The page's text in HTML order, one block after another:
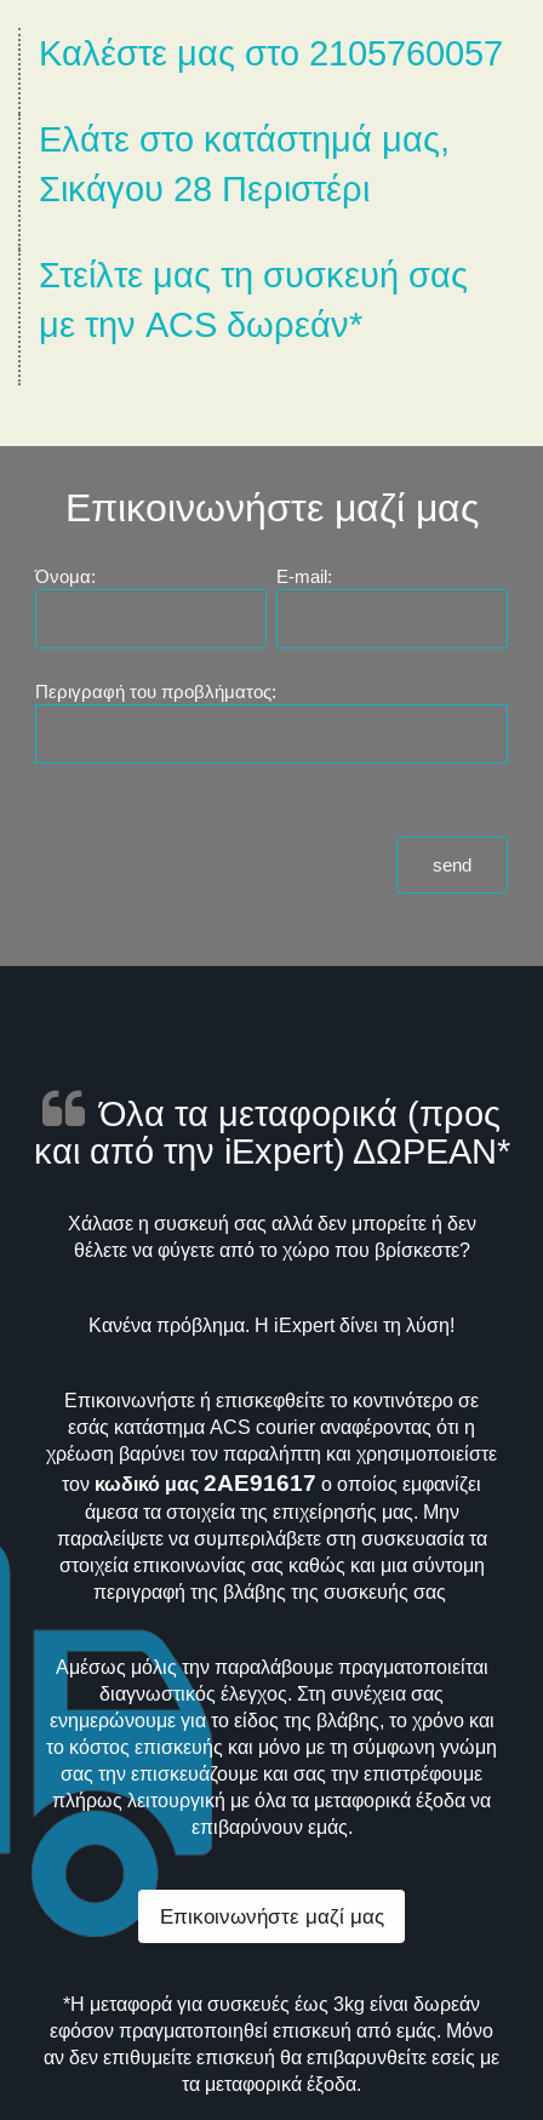
Καλέστε μας στο 2105760057
Ελάτε στο κατάστημά μας,
Σικάγου 28 Περιστέρι
Στείλτε μας τη συσκευή σας
με την ACS δωρεάν*
Επικοινωνήστε μαζί μας
Όνομα: E-mail:
Περιγραφή του προβλήματος:
Όλα τα μεταφορικά (προς
και από την iExpert) ΔΩΡΕΑΝ*
Χάλασε η συσκευή σας αλλά δεν μπορείτε ή δεν
θέλετε να φύγετε από το χώρο που βρίσκεστε?
Κανένα πρόβλημα. Η iExpert δίνει τη λύση!
Επικοινωνήστε ή επισκεφθείτε το κοντινότερο σε
εσάς κατάστημα ACS courier αναφέροντας ότι η
χρέωση βαρύνει τον παραλήπτη και χρησιμοποιείστε
τον κωδικό μας 2AE91617 ο οποίος εμφανίζει
άμεσα τα στοιχεία της επιχείρησής μας. Μην
παραλείψετε να συμπεριλάβετε στη συσκευασία τα
στοιχεία επικοινωνίας σας καθώς και μια σύντομη
περιγραφή της βλάβης της συσκευής σας
Αμέσως μόλις την παραλάβουμε πραγματοποιείται
διαγνωστικός έλεγχος. Στη συνέχεια σας
ενημερώνουμε για το είδος της βλάβης, το χρόνο και
το κόστος επισκευής και μόνο με τη σύμφωνη γνώμη
σας την επισκευάζουμε και σας την επιστρέφουμε
πλήρως λειτουργική με όλα τα μεταφορικά έξοδα να
επιβαρύνουν εμάς.
Επικοινωνήστε μαζί μας
*Η μεταφορά για συσκευές έως 3kg είναι δωρεάν
εφόσον πραγματοποιηθεί επισκευή από εμάς. Μόνο
αν δεν επιθυμείτε επισκευή θα επιβαρυνθείτε εσείς με
τα μεταφορικά έξοδα.